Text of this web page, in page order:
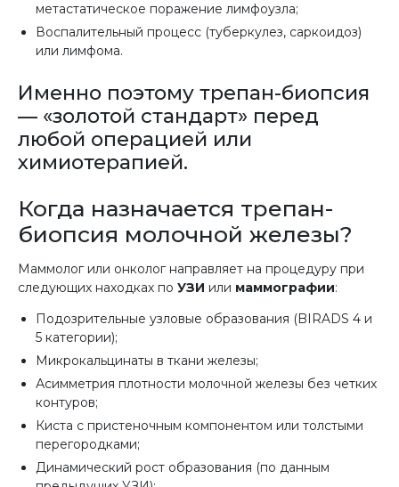
метастатическое поражение лимфоузла;
Воспалительный процесс (туберкулез, саркоидоз)
или лимфома.
Именно поэтому трепан-биопсия
— «золотой стандарт» перед
любой операцией или
химиотерапией.
Когда назначается трепан-
биопсия молочной железы?
Маммолог или онколог направляет на процедуру при
следующих находках по УЗИ или маммографии:
Подозрительные узловые образования (BIRADS 4 и
5 категории);
Микрокальцинаты в ткани железы;
Асимметрия плотности молочной железы без четких
контуров;
Киста с пристеночным компонентом или толстыми
перегородками;
Динамический рост образования (по данным